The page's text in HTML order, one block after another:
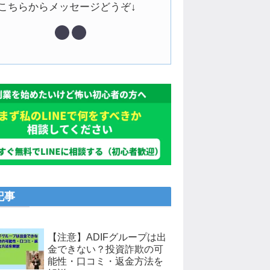
ちらからメッセージどうぞ↓
事
【注意】ADIFグループは出
金できない？投資詐欺の可
能性・口コミ・返金方法を